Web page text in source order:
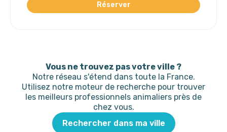
Réserver
Vous ne trouvez pas votre ville ?
Notre réseau s'étend dans toute la France.
Utilisez notre moteur de recherche pour trouver
les meilleurs professionnels animaliers près de
chez vous.
Rechercher dans ma ville